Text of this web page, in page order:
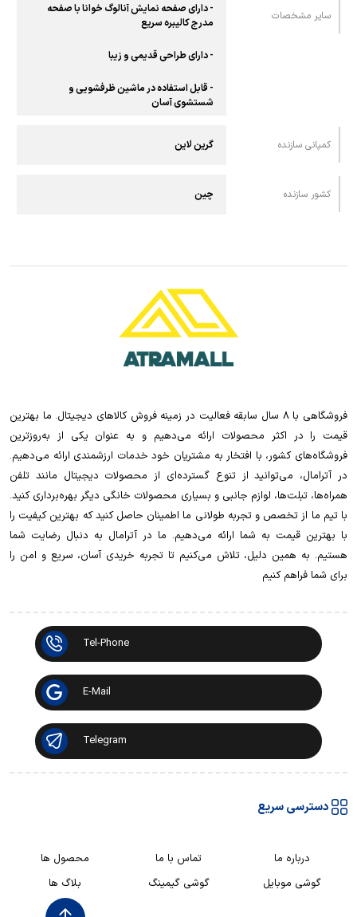
سایر مشخصات
- دارای صفحه نمایش آنالوگ خوانا با صفحه
مدرج کالیبره سریع
- دارای طراحی قدیمی و زیبا
- قابل استفاده در ماشین ظرفشویی و
شستشوی آسان
کمپانی سازنده گرین لاین
کشور سازنده چین
فروشگاهی با 8 سال سابقه فعالیت در زمینه فروش کالاهای دیجیتال. ما بهترین
قیمت را در اکثر محصولات ارائه می‌دهیم و به عنوان یکی از به‌روزترین
فروشگاه‌های کشور، با افتخار به مشتریان خود خدمات ارزشمندی ارائه می‌دهیم.
در آترامال، می‌توانید از تنوع گسترده‌ای از محصولات دیجیتال مانند تلفن
همراه‌ها، تبلت‌ها، لوازم جانبی و بسیاری محصولات خانگی دیگر بهره‌برداری کنید.
با تیم ما از تخصص و تجربه طولانی ما اطمینان حاصل کنید که بهترین کیفیت را
با بهترین قیمت به شما ارائه می‌دهیم. ما در آترامال به دنبال رضایت شما
هستیم. به همین دلیل، تلاش می‌کنیم تا تجربه خریدی آسان، سریع و امن را
برای شما فراهم کنیم
Tel-Phone
E-Mail
Telegram
دسترسی سریع
درباره ما تماس با ما
محصول ها
گوشی موبایل
گوشی گیمینگ بلاگ ها